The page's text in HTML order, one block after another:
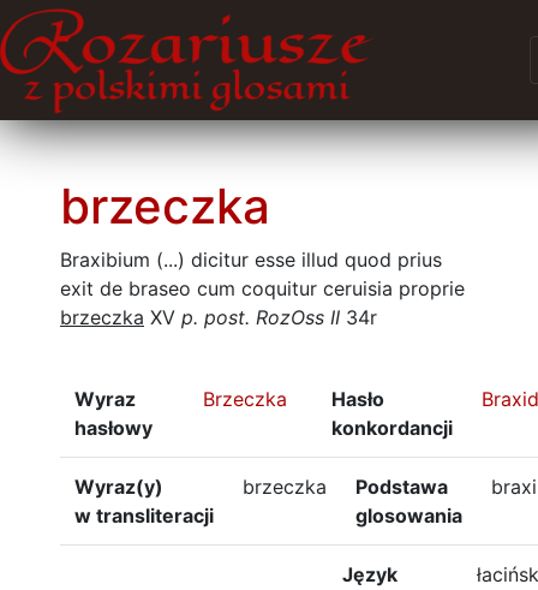
brzeczka
Braxibium (...) dicitur esse illud quod prius
exit de braseo cum coquitur ceruisia proprie
brzeczka XV p. post. RozOss II 34r
Wyraz
hasłowy
Brzeczka
Hasło
konkordancji
Wyraz(y)
w transliteracji
brzeczka
Podstawa
glosowania
Język